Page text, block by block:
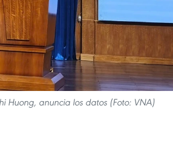
Huong, anuncia los datos (Foto: VNA)